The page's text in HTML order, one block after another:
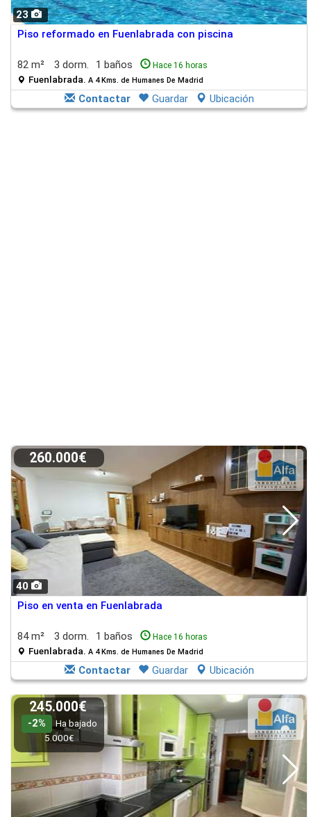
23
Piso reformado en Fuenlabrada con piscina
82 m² 3 dorm. 1 baños Hace 16 horas
Fuenlabrada. A 4 Kms. de Humanes De Madrid
Contactar Guardar Ubicación
40
260.000€
Piso en venta en Fuenlabrada
84 m² 3 dorm. 1 baños Hace 16 horas
Fuenlabrada. A 4 Kms. de Humanes De Madrid
Contactar Guardar Ubicación
245.000€
-2%
Ha bajado
5.000€